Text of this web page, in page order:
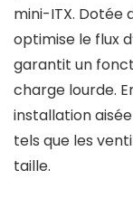
mini-ITX. Dotée
optimise le flux
garantit un
charge lourde.
installation
tels que les
taille.